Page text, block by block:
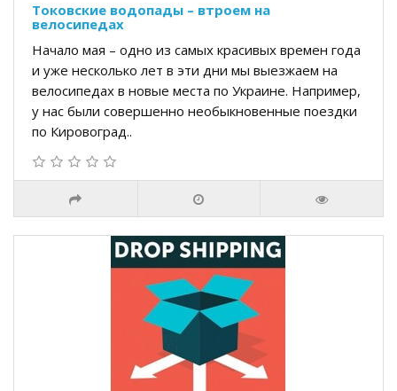
Токовские водопады – втроем на
велосипедах
Начало мая – одно из самых красивых времен года
и уже несколько лет в эти дни мы выезжаем на
велосипедах в новые места по Украине. Например,
у нас были совершенно необыкновенные поездки
по Кировоград..